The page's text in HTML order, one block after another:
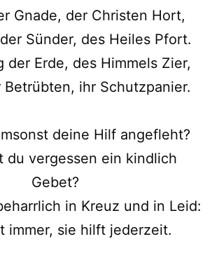
Gnade, der Christen Hort,
Sünder, des Heiles Pfort.
der Erde, des Himmels Zier,
Betrübten, ihr Schutzpanier.
deine Hilf angefleht?
du vergessen ein kindlich
Gebet?
in Kreuz und in Leid:
immer, sie hilft jederzeit.